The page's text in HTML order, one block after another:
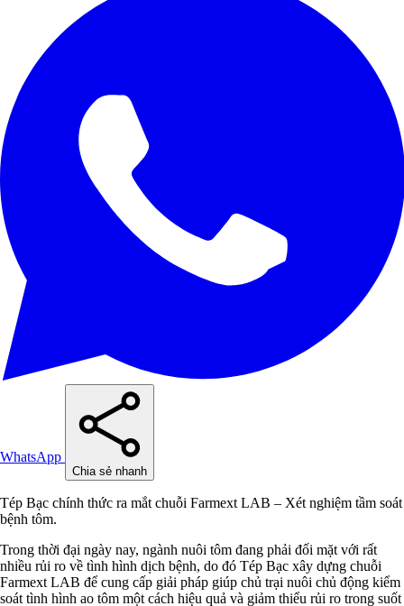
WhatsApp
Chia sẻ nhanh
Tép Bạc chính thức ra mắt chuỗi Farmext LAB – Xét nghiệm tầm soát
bệnh tôm.
Trong thời đại ngày nay, ngành nuôi tôm đang phải đối mặt với rất
nhiều rủi ro về tình hình dịch bệnh, do đó Tép Bạc xây dựng chuỗi
Farmext LAB để cung cấp giải pháp giúp chủ trại nuôi chủ động kiểm
soát tình hình ao tôm một cách hiệu quả và giảm thiểu rủi ro trong suốt